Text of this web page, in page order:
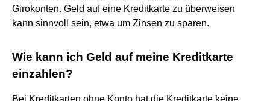
Girokonten. Geld auf eine Kreditkarte zu überweisen
kann sinnvoll sein, etwa um Zinsen zu sparen.
Wie kann ich Geld auf meine Kreditkarte
einzahlen?
Bei Kreditkarten ohne Konto hat die Kreditkarte keine